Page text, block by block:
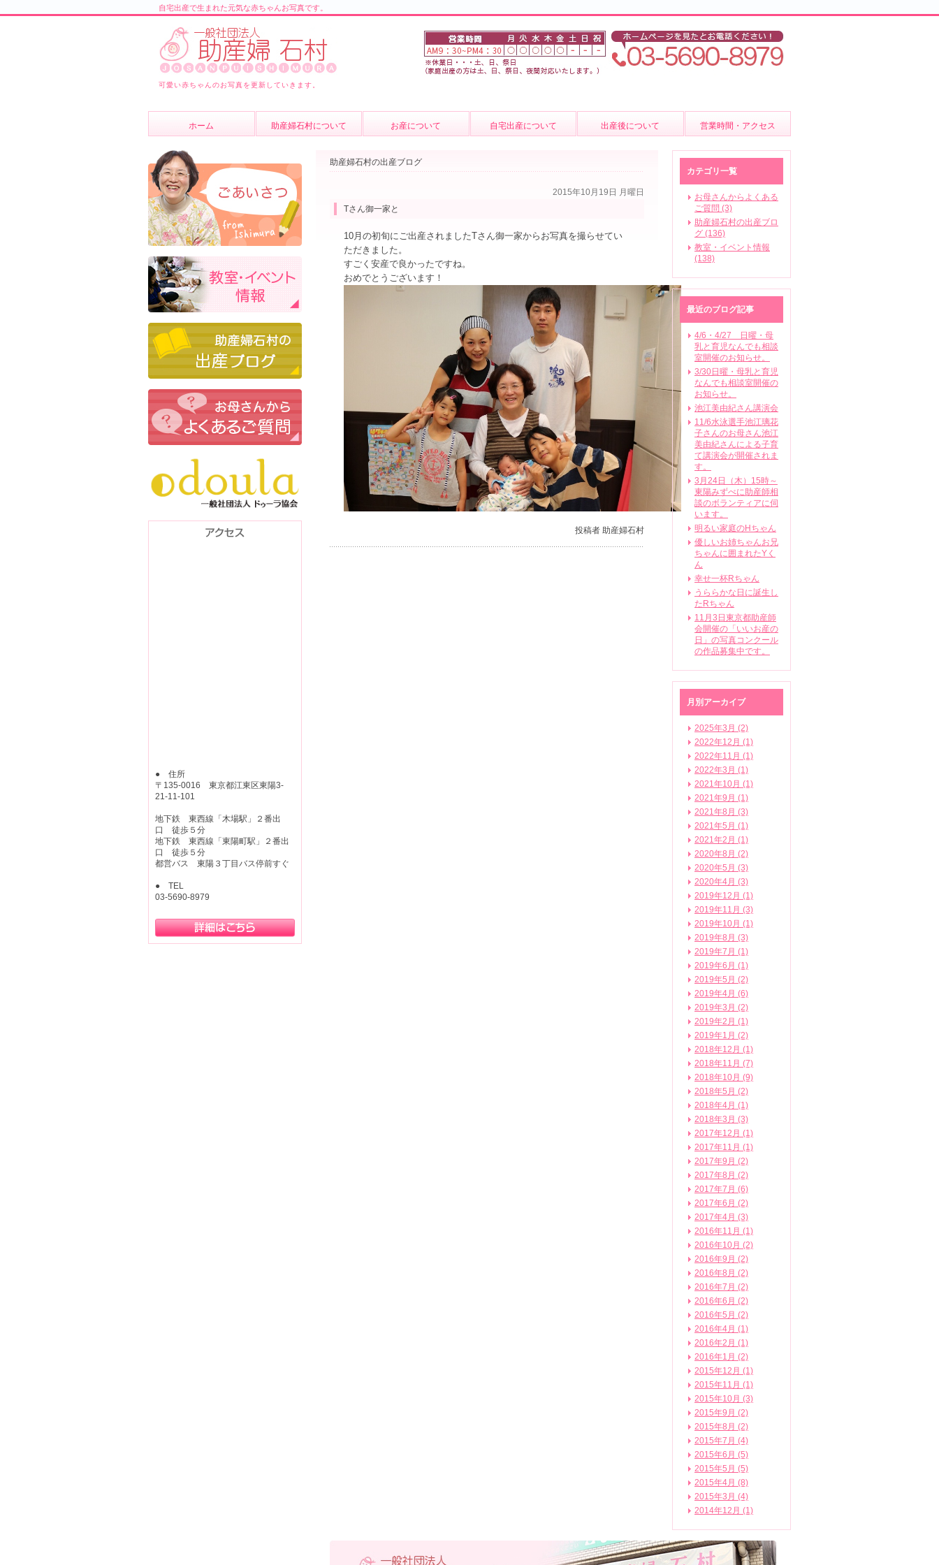
自宅出産で生まれた元気な赤ちゃんお写真です。
可愛い赤ちゃんのお写真を更新していきます。
ホーム 助産婦石村について
スタッフ紹介
よくあるご質問
ブログ
お産について
費用について
自宅出産について 出産後について
卒乳について
営業時間・アクセス
助産婦石村の出産ブログ
2015年10月19日 月曜日
Tさん御一家と
10月の初旬にご出産されましたTさん御一家からお写真を撮らせてい
ただきました。
すごく安産で良かったですね。
おめでとうございます！
投稿者 助産婦石村
カテゴリ一覧
お母さんからよくある
ご質問 (3)
助産婦石村の出産ブロ
グ (136)
教室・イベント情報
(138)
最近のブログ記事
4/6・4/27 日曜・母
乳と育児なんでも相談
室開催のお知らせ。
3/30日曜・母乳と育児
なんでも相談室開催の
お知らせ。
池江美由紀さん講演会
11/6水泳選手池江璃花
子さんのお母さん池江
美由紀さんによる子育
て講演会が開催されま
す。
3月24日（木）15時～
東陽みずべに助産師相
談のボランティアに伺
います。
明るい家庭のHちゃん
優しいお姉ちゃんお兄
ちゃんに囲まれたYく
ん
幸せ一杯Rちゃん
うららかな日に誕生し
たRちゃん
11月3日東京都助産師
会開催の「いいお産の
日」の写真コンクール
の作品募集中です。
月別アーカイブ
2025年3月 (2)
2022年12月 (1)
2022年11月 (1)
2022年3月 (1)
2021年10月 (1)
2021年9月 (1)
2021年8月 (3)
2021年5月 (1)
2021年2月 (1)
2020年8月 (2)
2020年5月 (3)
2020年4月 (3)
2019年12月 (1)
2019年11月 (3)
2019年10月 (1)
2019年8月 (3)
2019年7月 (1)
2019年6月 (1)
2019年5月 (2)
2019年4月 (6)
2019年3月 (2)
2019年2月 (1)
2019年1月 (2)
2018年12月 (1)
2018年11月 (7)
2018年10月 (9)
2018年5月 (2)
2018年4月 (1)
2018年3月 (3)
2017年12月 (1)
2017年11月 (1)
2017年9月 (2)
2017年8月 (2)
2017年7月 (6)
2017年6月 (2)
2017年4月 (3)
2016年11月 (1)
2016年10月 (2)
2016年9月 (2)
2016年8月 (2)
2016年7月 (2)
2016年6月 (2)
2016年5月 (2)
2016年4月 (1)
2016年2月 (1)
2016年1月 (2)
2015年12月 (1)
2015年11月 (1)
2015年10月 (3)
2015年9月 (2)
2015年8月 (2)
2015年7月 (4)
2015年6月 (5)
2015年5月 (5)
2015年4月 (8)
2015年3月 (4)
2014年12月 (1)
● 住所
〒135-0016 東京都江東区東陽3-
21-11-101
地下鉄 東西線「木場駅」２番出
口 徒歩５分
地下鉄 東西線「東陽町駅」２番出
口 徒歩５分
都営バス 東陽３丁目バス停前すぐ
● TEL
03-5690-8979